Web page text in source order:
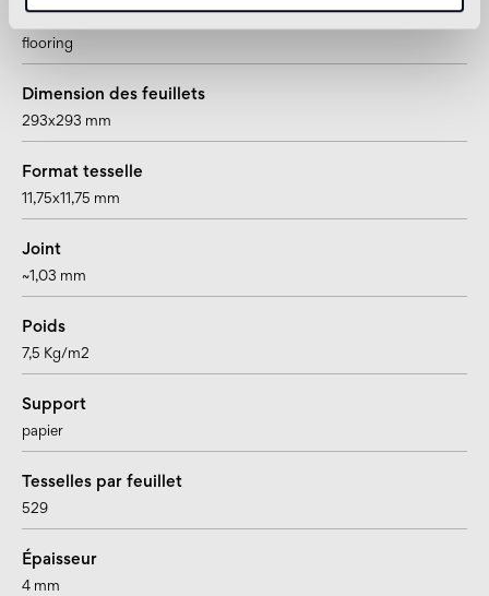
Collection Mosaïque
flooring
Dimension des feuillets
293x293 mm
Format tesselle
11,75x11,75 mm
Joint
~1,03 mm
Poids
7,5 Kg/m2
Support
papier
Tesselles par feuillet
529
Épaisseur
4 mm